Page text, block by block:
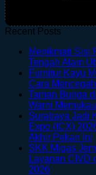
Recent Posts
Menikmati Sisi
Tengah Alam
Furnitur Kayu
Cara
Taman Bunga
Warni Memukau
Surabaya Jadi
Expo (ICX)
Akhir Pekan Ini
SKK Migas
Layanan CIVD
2026No